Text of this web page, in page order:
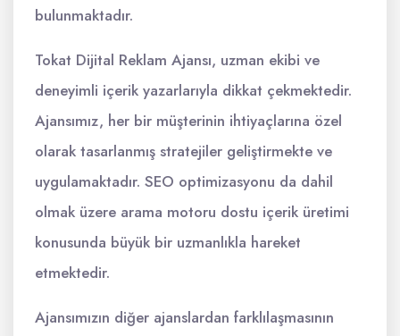
bulunmaktadır.
Tokat Dijital Reklam Ajansı, uzman ekibi ve
deneyimli içerik yazarlarıyla dikkat çekmektedir.
Ajansımız, her bir müşterinin ihtiyaçlarına özel
olarak tasarlanmış stratejiler geliştirmekte ve
uygulamaktadır. SEO optimizasyonu da dahil
olmak üzere arama motoru dostu içerik üretimi
konusunda büyük bir uzmanlıkla hareket
etmektedir.
Ajansımızın diğer ajanslardan farklılaşmasının